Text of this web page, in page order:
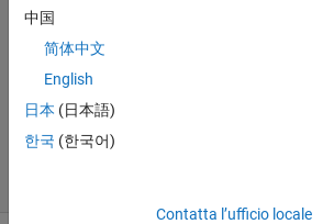
Risposta
Aggiornato
27 Nov
2017
4
中国
简体中文
English
日本 (日本語)
한국 (한국어)
Contatta l’ufficio locale